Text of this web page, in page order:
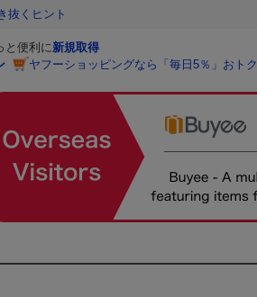
抜くヒント
と便利に 新規取得
ヤフーショッピングなら「毎日5％」おトク